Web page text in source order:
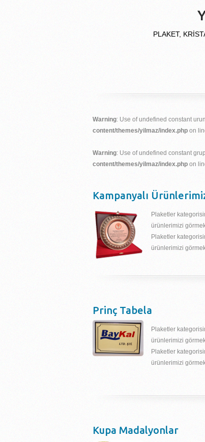
PLAKET,
Warning: Use of undefined constant
content/themes/yilmaz/index.php on
Warning: Use of undefined constant
content/themes/yilmaz/index.php on
Kampanyalı
Plaketler
ürünlerimizi
Plaketler
ürünlerimizi
Prinç Tabela
Plaketler
ürünlerimizi
Plaketler
ürünlerimizi
Kupa Madalyonlar